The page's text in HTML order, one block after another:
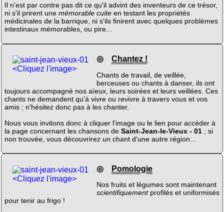
Il n'est par contre pas dit ce qu'il advint des inventeurs de ce trésor,
ni s'il prirent une mémorable cuiteen testant les propriétés
médicinales de la barrique, ni s'ils finirent avec quelques problèmes
intestinaux mémorables, ou pire...
<Cliquez l'image>
◎ Chantez !
Chants de travail, de veillée,
berceuses ou chants à danser, ils ont
toujours accompagné nos aïeux, leurs soirées et leurs veillées. Ces
chants ne demandent qu'à vivre ou revivre à travers vous et vos
amis ; n'hésitez donc pas à les chanter.
Nous vous invitons donc à cliquer l'image ou le lien pour accéder à
la page concernant les chansons de Saint-Jean-le-Vieux - 01; si
non trouvée, vous découvrirez un chant d'une autre région...
<Cliquez l'image>
◎ Pomologie
Nos fruits et légumes sont maintenant
scientifiquementprofilés et uniformisés
pour tenir au frigo !